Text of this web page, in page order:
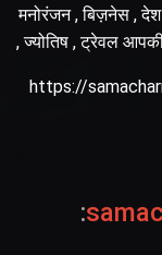
मनोरंजन , बिज़नेस , देश
, ज्योतिष , ट्रेवल
https://
: